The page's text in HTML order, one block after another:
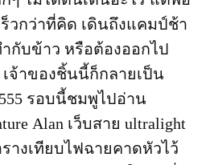
วกว่าที่คิด เดินถึงแคมป์ช้า
กับข้าว หรือต้องออกไป
จ้าของชิ้นนี้ก็กลายเป็น
รอบนี้ชมพูไปอ่าน
Alan เว็บสาย ultralight
รางเทียบไฟฉายคาดหัวไว้